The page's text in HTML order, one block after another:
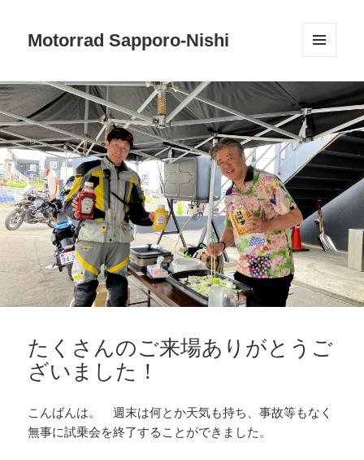
Motorrad Sapporo-Nishi
ーとウ
ィジェ
ット
たくさんのご来場ありがとうご
ざいました！
こんばんは。 週末は何とか天気も持ち、事故等もなく
無事に試乗会を終了することができました。